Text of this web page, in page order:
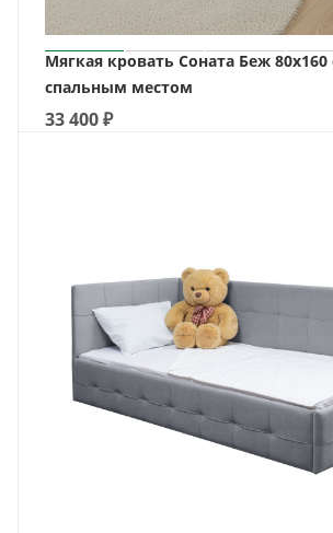
Мягкая кровать Соната Беж 80х160
спальным местом
33 400₽